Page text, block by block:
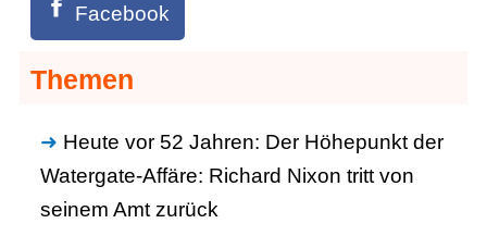
Facebook
Themen
Heute vor 52 Jahren: Der Höhepunkt der
Watergate-Affäre: Richard Nixon tritt von
seinem Amt zurück